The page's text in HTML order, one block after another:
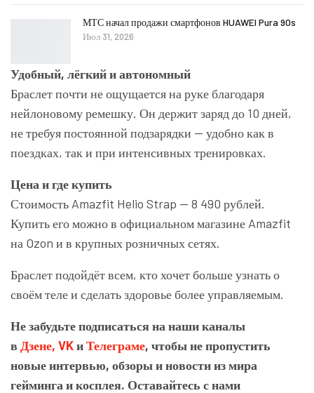
МТС начал продажи смартфонов HUAWEI Pura 90s
Июл 31, 2026
Удобный, лёгкий и автономный
Браслет почти не ощущается на руке благодаря
нейлоновому ремешку. Он держит заряд до 10 дней,
не требуя постоянной подзарядки — удобно как в
поездках, так и при интенсивных тренировках.
Цена и где купить
Стоимость Amazfit Helio Strap — 8 490 рублей.
Купить его можно в официальном магазине Amazfit
на Ozon и в крупных розничных сетях.
Браслет подойдёт всем, кто хочет больше узнать о
своём теле и сделать здоровье более управляемым.
Не забудьте подписаться на наши каналы
в Дзене, VKиТелеграме, чтобы не пропустить
новые интервью, обзоры и новости из мира
гейминга и косплея. Оставайтесь с нами